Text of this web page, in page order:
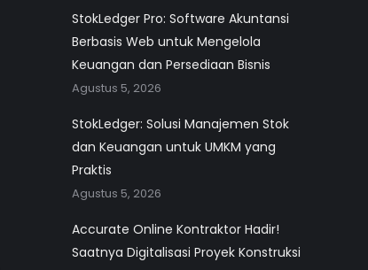
StokLedger Pro: Software Akuntansi
Berbasis Web untuk Mengelola
Keuangan dan Persediaan Bisnis
Agustus 5, 2026
StokLedger: Solusi Manajemen Stok
dan Keuangan untuk UMKM yang
Praktis
Agustus 5, 2026
Accurate Online Kontraktor Hadir!
Saatnya Digitalisasi Proyek Konstruksi